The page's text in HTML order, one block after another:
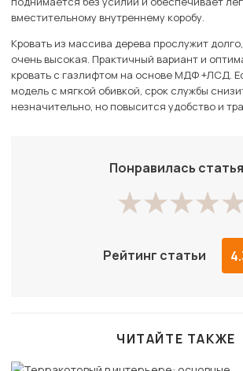
вместительному внутреннему коробу.
Кровать из массива дерева прослужит
очень высокая. Практичный вариант и
кровать с газлифтом на основе МДФ +ЛСД.
модель с мягкой обивкой, срок службы
незначительно, но повысится удобство и
Понравилась
Рейтинг статьи
ЧИТАЙТЕ ТАКЖЕ